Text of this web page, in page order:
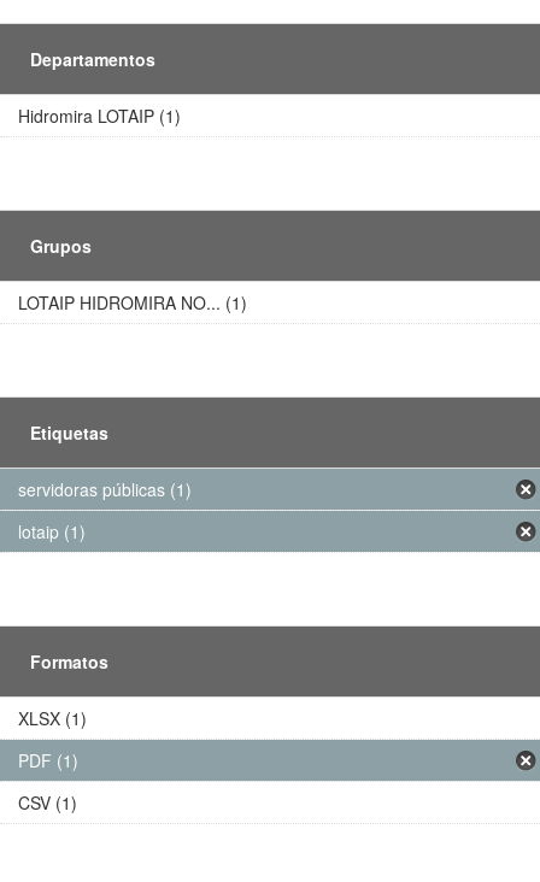
Departamentos
Hidromira LOTAIP (1)
Grupos
LOTAIP HIDROMIRA NO... (1)
Etiquetas
servidoras públicas (1)
lotaip (1)
Formatos
XLSX (1)
PDF (1)
CSV (1)